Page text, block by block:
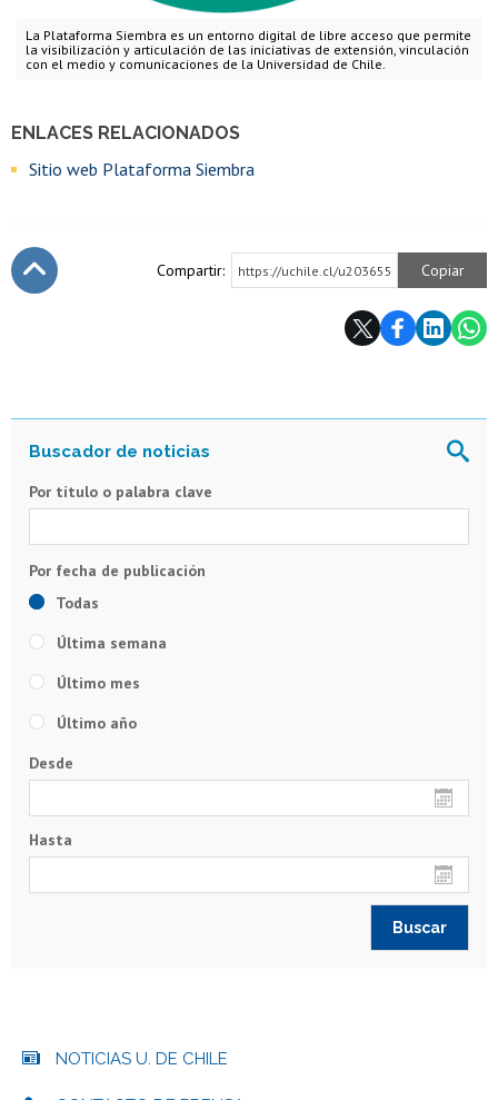
La Plataforma Siembra es un entorno digital de libre acceso que permite
la visibilización y articulación de las iniciativas de extensión, vinculación
con el medio y comunicaciones de la Universidad de Chile.
ENLACES RELACIONADOS
Sitio web Plataforma Siembra
Compartir: https://uchile.cl/u203655 Copiar
Por título o palabra clave
Todas
Última semana
Último mes
Último año
Desde
Hasta
NOTICIAS U. DE CHILE